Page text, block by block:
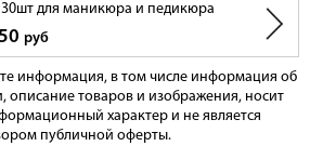
для маникюра и педикюра
руб
информация, в том числе информация об
описание товаров и изображения, носит
характер и не является
публичной оферты.